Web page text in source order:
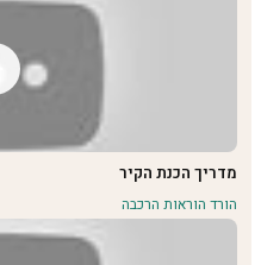
מדריך הכנת הקיר
הורד הוראות הרכבה